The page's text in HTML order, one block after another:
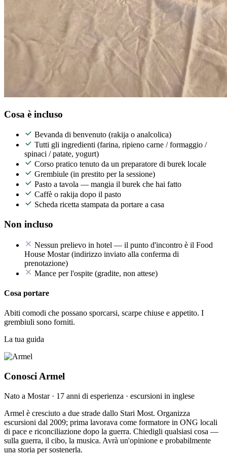
Cosa è incluso
Bevanda di benvenuto (rakija o analcolica)
Tutti gli ingredienti (farina, ripieno carne / formaggio /
spinaci / patate, yogurt)
Corso pratico tenuto da un preparatore di burek locale
Grembiule (in prestito per la sessione)
Pasto a tavola — mangia il burek che hai fatto
Caffè o rakija dopo il pasto
Scheda ricetta stampata da portare a casa
Non incluso
Nessun prelievo in hotel — il punto d'incontro è il Food
House Mostar (indirizzo inviato alla conferma di
prenotazione)
Mance per l'ospite (gradite, non attese)
Cosa portare
Abiti comodi che possano sporcarsi, scarpe chiuse e appetito. I
grembiuli sono forniti.
La tua guida
Conosci Armel
Nato a Mostar · 17 anni di esperienza · escursioni in inglese
Armel è cresciuto a due strade dallo Stari Most. Organizza
escursioni dal 2009; prima lavorava come formatore in ONG locali
di pace e riconciliazione dopo la guerra. Chiedigli qualsiasi cosa —
sulla guerra, il cibo, la musica. Avrà un'opinione e probabilmente
una storia per sostenerla.